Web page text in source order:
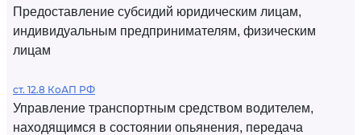
Предоставление субсидий юридическим лицам,
индивидуальным предпринимателям, физическим
лицам
ст. 12.8 КоАП РФ
Управление транспортным средством водителем,
находящимся в состоянии опьянения, передача